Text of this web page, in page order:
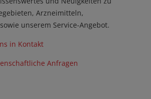
Arzneimitteln,
unserem Service-Angebot.
in Kontakt
Anfragen